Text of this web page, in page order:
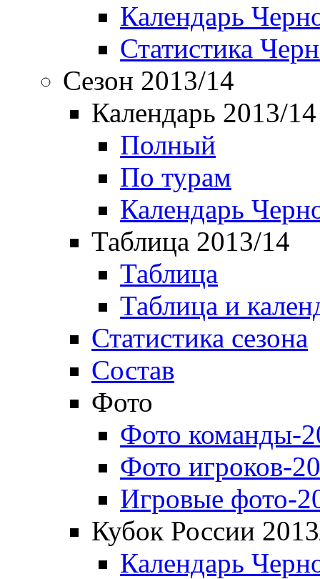
Календарь
Статистика
Сезон 2013/14
Календарь 2013/14
Полный
По турам
Календарь
Таблица 2013/14
Таблица
Таблица и
Статистика сезона
Состав
Фото
Фото команды-
Фото игроков-
Игровые фото-
Кубок России
Календарь